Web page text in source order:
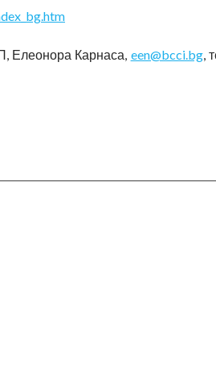
Елеонора Карнаса, een@bcci.bg,